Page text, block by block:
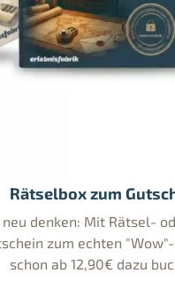
Rätselbox zum
denken: Mit Rätsel-
zum echten
schon ab 12,90€ dazu